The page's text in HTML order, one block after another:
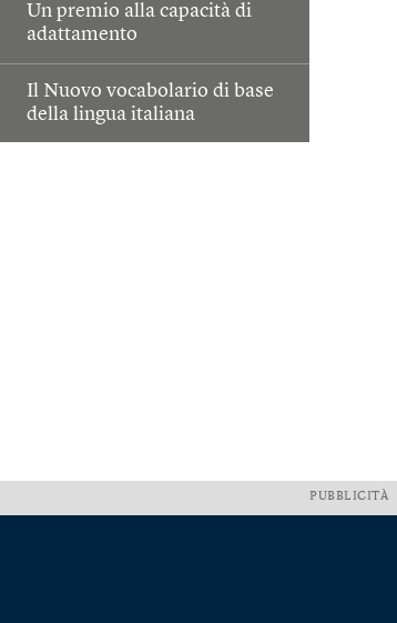
Un premio alla capacità di
adattamento
Il Nuovo vocabolario di base
della lingua italiana
PUBBLICITÀ